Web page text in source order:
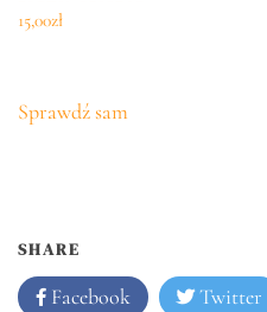
15,00zł
Sprawdź sam
SHARE
Facebook Twitter